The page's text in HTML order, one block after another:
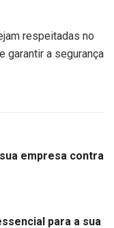
respeitadas no
garantir a segurança
empresa contra
para a sua